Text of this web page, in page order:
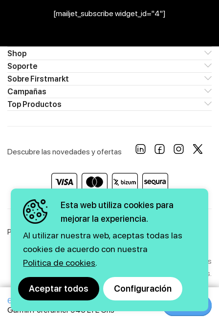
649€
Garmin Forerunner 945 LTE Gris
[mailjet_subscribe widget_id="4"]
Shop
Soporte
Sobre Firstmarkt
Campañas
Top Productos
Descubre las novedades y ofertas
Política de Privacidad Política de Cookies Aviso Legal
Copyright © 2026 firstmarkt. Todos los derechos
reservados.
Agencia SEOy diseño web GMEDIA
Esta web utiliza cookies para
mejorar la experiencia.
Al utilizar nuestra web, aceptas todas las
cookies de acuerdo con nuestra
Politica de cookies.
Aceptar todos Configuración